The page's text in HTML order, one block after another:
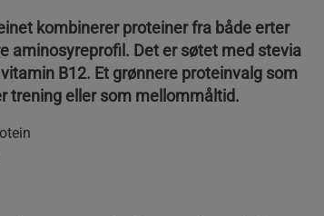
kombinerer proteiner fra både erter
aminosyreprofil. Det er søtet med stevia
B12. Et grønnere proteinvalg som
trening eller som mellommåltid.